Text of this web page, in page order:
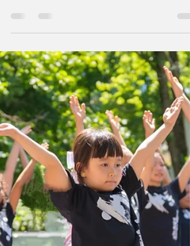
Move & Inspire
2024年8月4日
読了時間: 1分
We are performing!
皆様、夏休みいかがお過ごしでしょうか。 Move
Inspireもレッスンはお休み中ですが、ビデオパフ
ォーマンスがあります！ Hey there, how's your
summer going? Move & Inspire may be on
vacation,...